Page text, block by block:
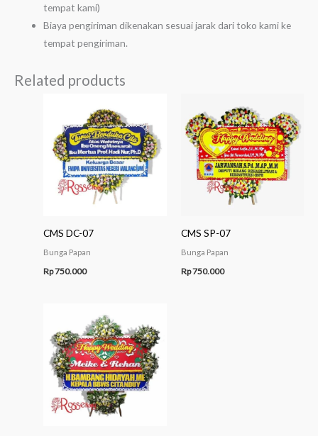
tempat kami)
Biaya pengiriman dikenakan sesuai jarak dari toko kami ke
tempat pengiriman.
Related products
CMS DC-07
Bunga Papan
Rp750.000
CMS SP-07
Bunga Papan
Rp750.000